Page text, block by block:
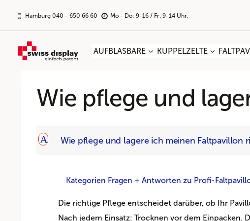
Inhalt
springen
Hamburg 040 - 650 66 60 Mo - Do: 9-16 / Fr. 9-14 Uhr.
AUFBLASBARE KUPPELZELTE
Wie pflege und
A Wie pflege und lagere ich meinen Faltpavillon
Kategorien Fragen + Antworten zu Profi-
Die richtige Pflege entscheidet darüber, ob Ihr
Nach jedem Einsatz: Trocknen vor dem Einpacken.